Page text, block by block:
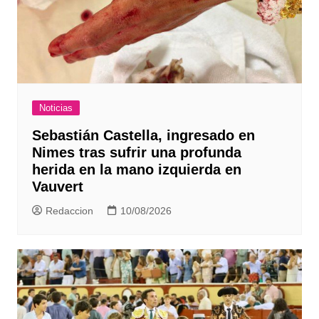
Noticias
Sebastián Castella, ingresado en
Nimes tras sufrir una profunda
herida en la mano izquierda en
Vauvert
Redaccion 10/08/2026